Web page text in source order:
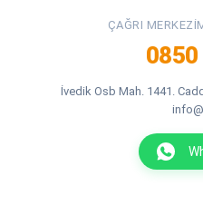
ÇAĞRI
İvedik Osb Mah. 1441.